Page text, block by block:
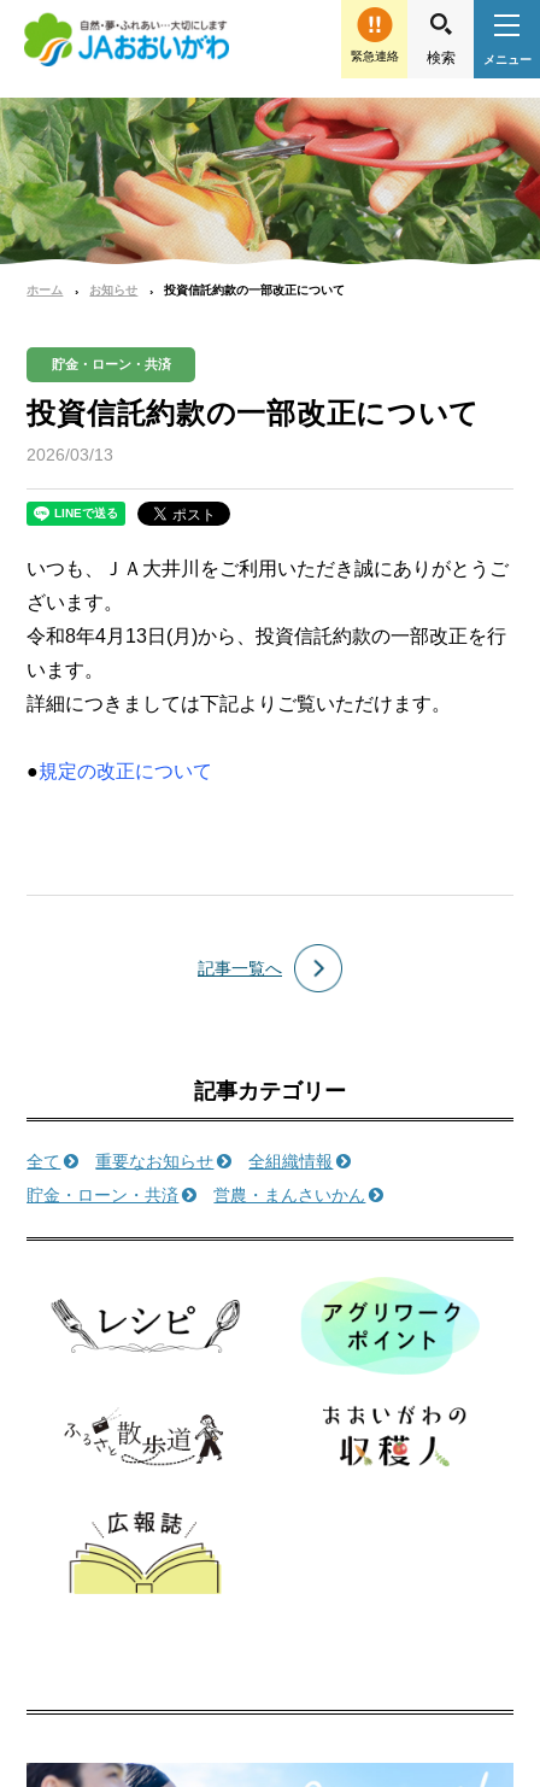
緊急連絡
ホーム お知らせ 投資信託約款の一部改正について
貯金・ローン・共済
投資信託約款の一部改正について
2026/03/13
いつも、ＪＡ大井川をご利用いただき誠にありがとうご
ざいます。
令和8年4月13日(月)から、投資信託約款の一部改正を行
います。
詳細につきましては下記よりご覧いただけます。
●規定の改正について
記事一覧へ
記事カテゴリー
全て 重要なお知らせ
全組織情報
貯金・ローン・共済
営農・まんさいかん